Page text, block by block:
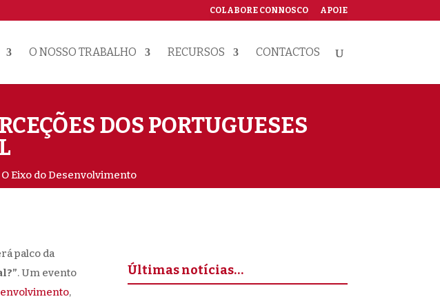
COLABORE CONNOSCO APOIE
O NOSSO TRABALHO RECURSOS CONTACTOS
DOS PORTUGUESES
Eixo do Desenvolvimento
palco da
. Um evento
,
Últimas notícias…